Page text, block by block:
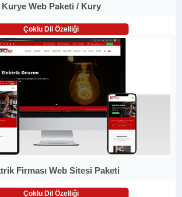
Kurye Web Paketi / Kury
Çoklu Dil Özelliği
Firması Web Sitesi Paketi
Çoklu Dil Özelliği